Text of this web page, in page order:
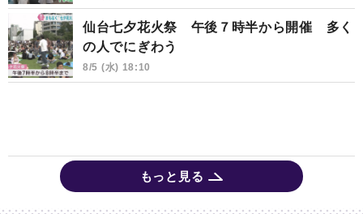
仙台七夕花火祭 午後７時半から開催 多く
の人でにぎわう
8/5 (水) 18:10
もっと見る